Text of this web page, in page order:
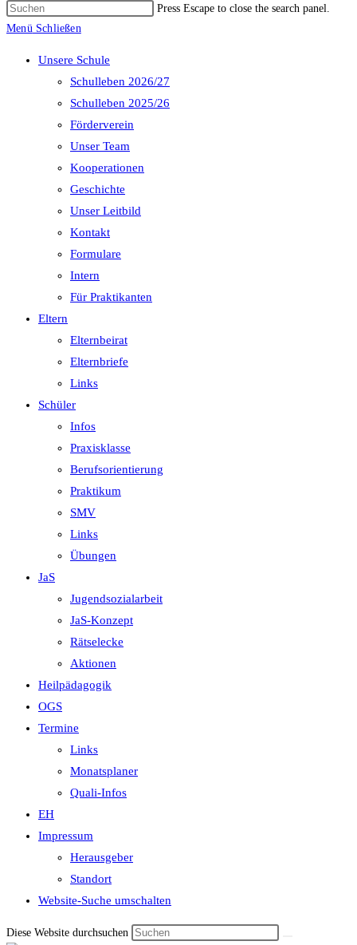
Press Escape to close the search panel.
Menü Schließen
Unsere Schule
Schulleben 2026/27
Schulleben 2025/26
Förderverein
Unser Team
Kooperationen
Geschichte
Unser Leitbild
Kontakt
Formulare
Intern
Für Praktikanten
Eltern
Elternbeirat
Elternbriefe
Links
Schüler
Infos
Praxisklasse
Berufsorientierung
Praktikum
SMV
Links
Übungen
JaS
Jugendsozialarbeit
JaS-Konzept
Rätselecke
Aktionen
Heilpädagogik
OGS
Termine
Links
Monatsplaner
Quali-Infos
EH
Impressum
Herausgeber
Standort
Website-Suche umschalten
Diese Website durchsuchen